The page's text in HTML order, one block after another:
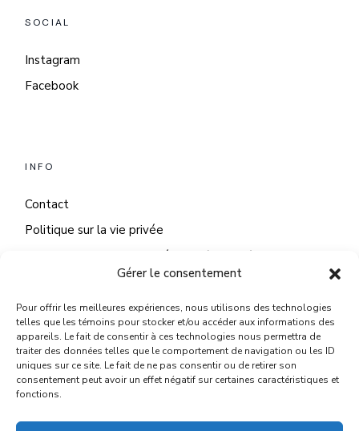
Gérer le consentement
Pour offrir les meilleures expériences, nous utilisons des technologies
telles que les témoins pour stocker et/ou accéder aux informations des
appareils. Le fait de consentir à ces technologies nous permettra de
traiter des données telles que le comportement de navigation ou les ID
uniques sur ce site. Le fait de ne pas consentir ou de retirer son
consentement peut avoir un effet négatif sur certaines caractéristiques et
fonctions.
SOCIAL
Instagram
Facebook
INFO
Contact
Politique sur la vie privée
Politique sur les fichiers témoins (cookies)
NOUS JOINDRE
2293 Av. Chauveau suite 200, Québec, QC G2C 0G7
418 655 4122
patricia@paricidesign.com